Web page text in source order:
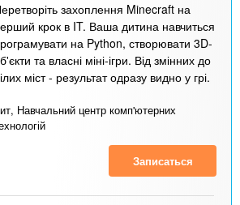
захоплення Minecraft на
крок в IT. Ваша дитина навчиться
на Python, створювати 3D-
та власні міні-ігри. Від змінних до
міст - результат одразу видно у грі.
Навчальний центр комп'ютерних
Записаться